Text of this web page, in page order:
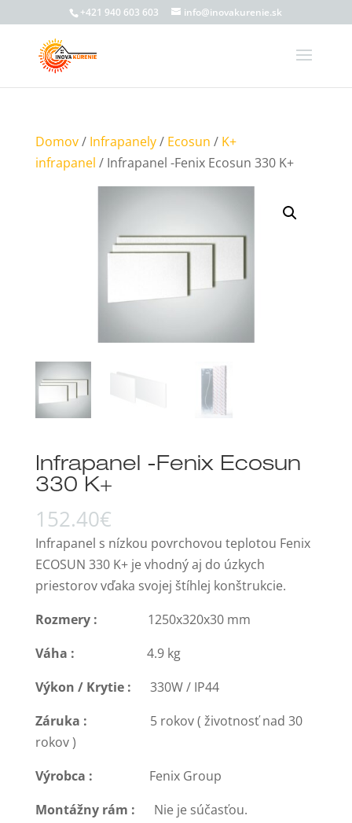
+421 940 603 603 info@inovakurenie.sk
Domov/ Infrapanely/ Ecosun / K+
infrapanel / Infrapanel -Fenix Ecosun 330 K+
Infrapanel -Fenix Ecosun
330 K+
152.40€
Infrapanel s nízkou povrchovou teplotou Fenix
ECOSUN 330 K+ je vhodný aj do úzkych
priestorov vďaka svojej štíhlej konštrukcie.
Rozmery :
1250x320x30 mm
Váha :
4.9 kg
Výkon / Krytie : 330W / IP44
Záruka :
5 rokov ( životnosť nad 30
rokov )
Výrobca :
Fenix Group
Montážny rám :
Nie je súčasťou.